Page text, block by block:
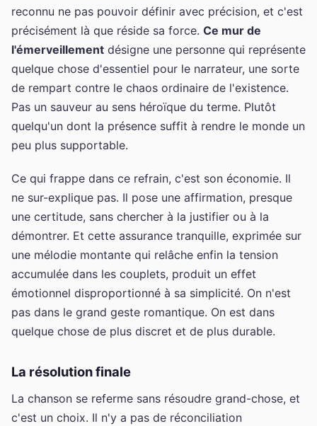
reconnu ne pas pouvoir définir avec précision, et c'est
précisément là que réside sa force. Ce mur de
l'émerveillement désigne une personne qui représente
quelque chose d'essentiel pour le narrateur, une sorte
de rempart contre le chaos ordinaire de l'existence.
Pas un sauveur au sens héroïque du terme. Plutôt
quelqu'un dont la présence suffit à rendre le monde un
peu plus supportable.
Ce qui frappe dans ce refrain, c'est son économie. Il
ne sur-explique pas. Il pose une affirmation, presque
une certitude, sans chercher à la justifier ou à la
démontrer. Et cette assurance tranquille, exprimée sur
une mélodie montante qui relâche enfin la tension
accumulée dans les couplets, produit un effet
émotionnel disproportionné à sa simplicité. On n'est
pas dans le grand geste romantique. On est dans
quelque chose de plus discret et de plus durable.
La résolution finale
La chanson se referme sans résoudre grand-chose, et
c'est un choix. Il n'y a pas de réconciliation